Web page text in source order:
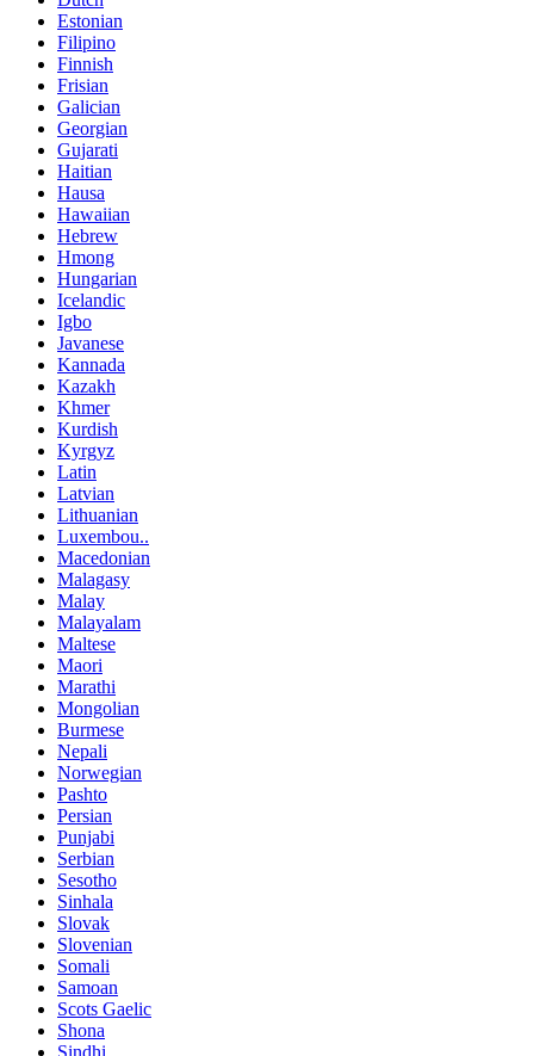
Estonian
Filipino
Finnish
Frisian
Galician
Georgian
Gujarati
Haitian
Hausa
Hawaiian
Hebrew
Hmong
Hungarian
Icelandic
Igbo
Javanese
Kannada
Kazakh
Khmer
Kurdish
Kyrgyz
Latin
Latvian
Lithuanian
Luxembou..
Macedonian
Malagasy
Malay
Malayalam
Maltese
Maori
Marathi
Mongolian
Burmese
Nepali
Norwegian
Pashto
Persian
Punjabi
Serbian
Sesotho
Sinhala
Slovak
Slovenian
Somali
Samoan
Scots Gaelic
Shona
Sindhi